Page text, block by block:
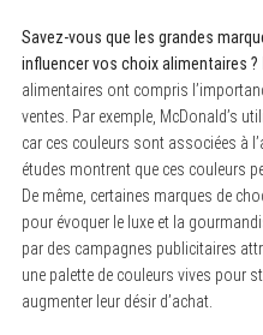
Savez-vous que les grandes
influencer vos choix alimentaires ?
alimentaires ont compris
ventes. Par exemple, McDonald’s
car ces couleurs sont associées à
études montrent que ces couleurs
De même, certaines marques de
pour évoquer le luxe et la
par des campagnes publicitaires
une palette de couleurs vives pour
augmenter leur désir d’achat.
S
a
r
c
f
o